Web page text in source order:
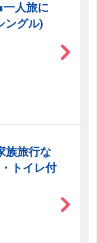
一人旅に
ングル)
族旅行な
トイレ付